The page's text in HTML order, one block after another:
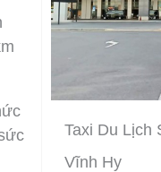
Taxi Du Lịch
Vĩnh Hy